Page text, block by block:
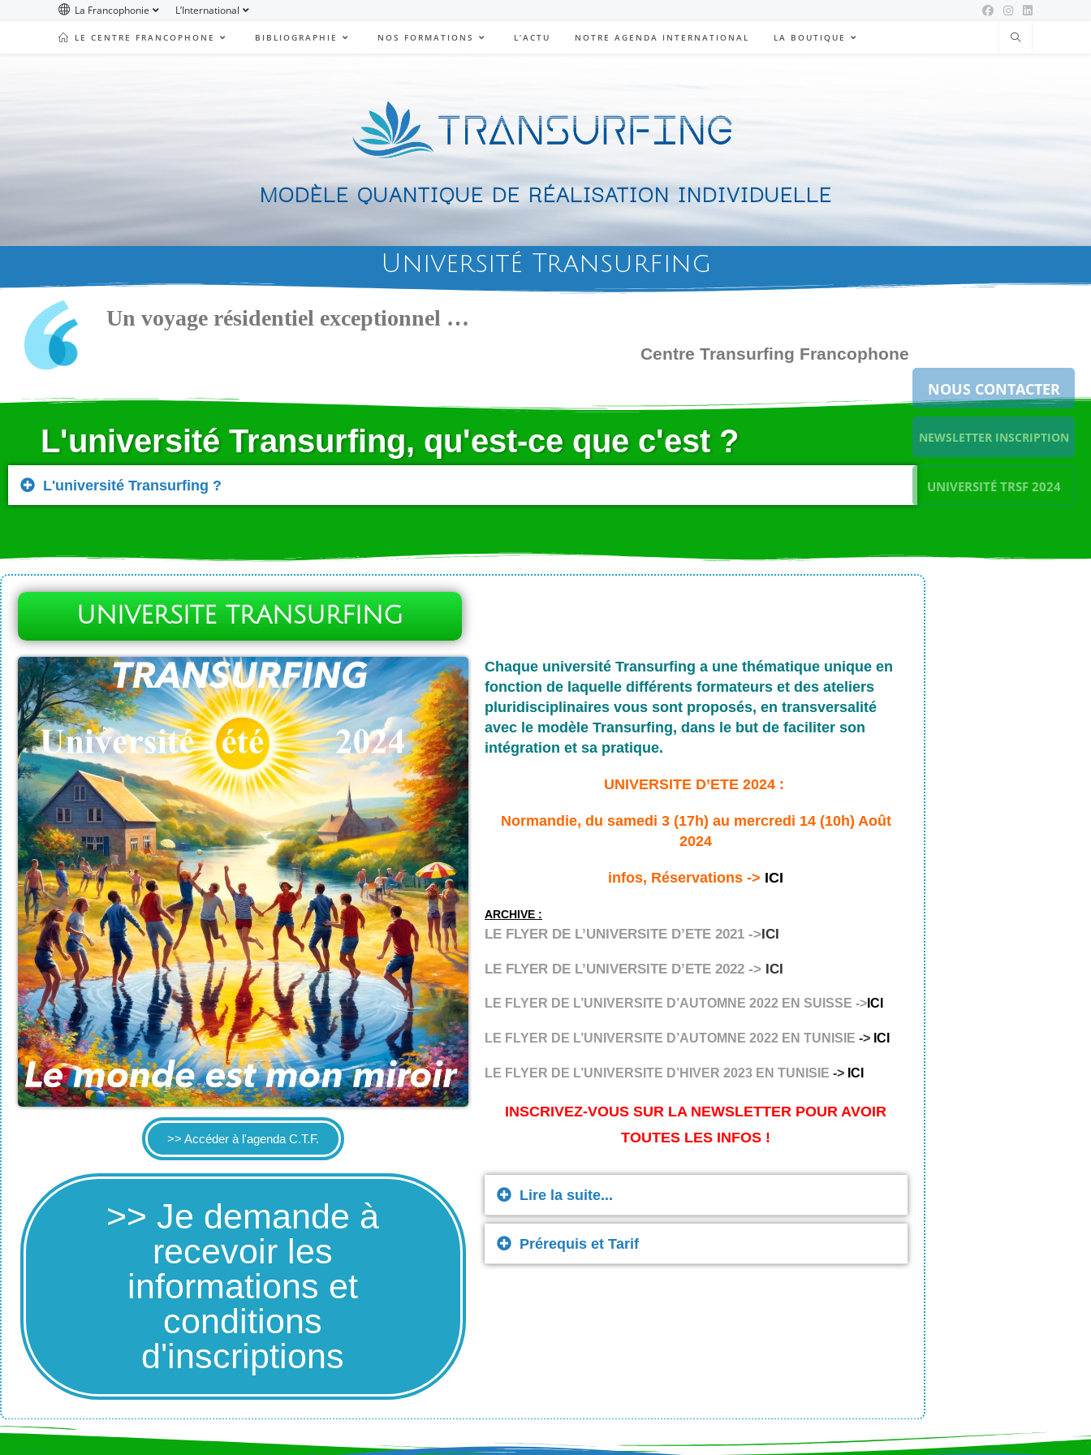
La Francophonie L’International
LE CENTRE FRANCOPHONE BIBLIOGRAPHIE NOS FORMATIONS L’ACTU NOTRE AGENDA INTERNATIONAL LA BOUTIQUE
MODÈLE QUANTIQUE DE RÉALISATION INDIVIDUELLE
Université Transurfing
Un voyage résidentiel exceptionnel …
Centre Transurfing Francophone
L'université Transurfing, qu'est-ce que c'est ?
L'université Transurfing ?
UNIVERSITE TRANSURFING
>> Accéder à l'agenda C.T.F.
>> Je demande à
recevoir les
informations et
conditions
d'inscriptions
Chaque université Transurfing a une thématique unique en
fonction de laquelle différents formateurs et des ateliers
pluridisciplinaires vous sont proposés, en transversalité
avec le modèle Transurfing, dans le but de faciliter son
intégration et sa pratique.
UNIVERSITE D’ETE 2024 :
Normandie, du samedi 3 (17h) au mercredi 14 (10h) Août
2024
infos, Réservations -> ICI
ARCHIVE :
LE FLYER DE L’UNIVERSITE D’ETE 2021 ->ICI
LE FLYER DE L’UNIVERSITE D’ETE 2022 -> ICI
LE FLYER DE L’UNIVERSITE D’AUTOMNE 2022 EN SUISSE ->ICI
LE FLYER DE L’UNIVERSITE D’AUTOMNE 2022 EN TUNISIE -> ICI
LE FLYER DE L’UNIVERSITE D’HIVER 2023 EN TUNISIE -> ICI
INSCRIVEZ-VOUS SUR LA NEWSLETTER POUR AVOIR
TOUTES LES INFOS !
Lire la suite...
Prérequis et Tarif
NOUS CONTACTER
NEWSLETTER INSCRIPTION
UNIVERSITÉ TRSF 2024